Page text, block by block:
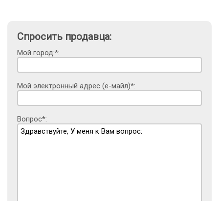
Спросить продавца:
Мой город:*:
Мой электронный адрес (е-майл)*:
Вопрос*: